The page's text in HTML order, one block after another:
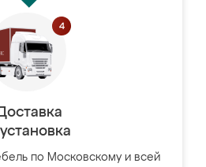
по Московскому и всей